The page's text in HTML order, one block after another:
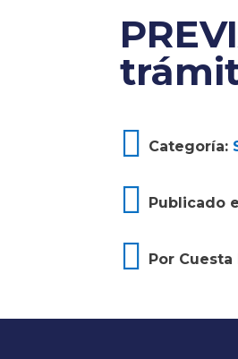
 Categoría:
 Publicado
 Por